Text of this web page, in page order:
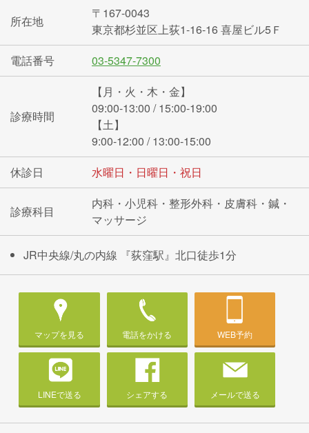
所在地
〒167-0043
東京都杉並区上荻1-16-16 喜屋ビル5Ｆ
電話番号
03-5347-7300
診療時間
【月・火・木・金】
09:00-13:00 / 15:00-19:00
【土】
9:00-12:00 / 13:00-15:00
休診日
水曜日・日曜日・祝日
診療科目
内科・小児科・整形外科・皮膚科・鍼・
マッサージ
JR中央線/丸の内線 『荻窪駅』北口徒歩1分
マップを見る 電話をかける WEB予約
LINEで送る シェアする メールで送る